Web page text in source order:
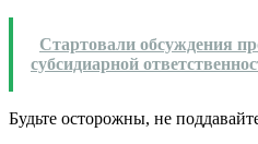
Стартовали обсуждения
субсидиарной
Будьте осторожны, не